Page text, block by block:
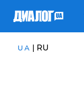
UA | RU